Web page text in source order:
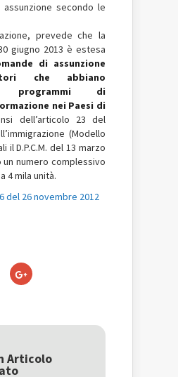
secondo le
prevede che la
giugno 2013 è estesa
di assunzione
che abbiano
programmi di
nei Paesi di
dell’articolo 23 del
(Modello
il D.P.C.M. del 13 marzo
un numero complessivo
4 mila unità.
del 26 novembre 2012
Fai
clic
una
nuova
Articolo